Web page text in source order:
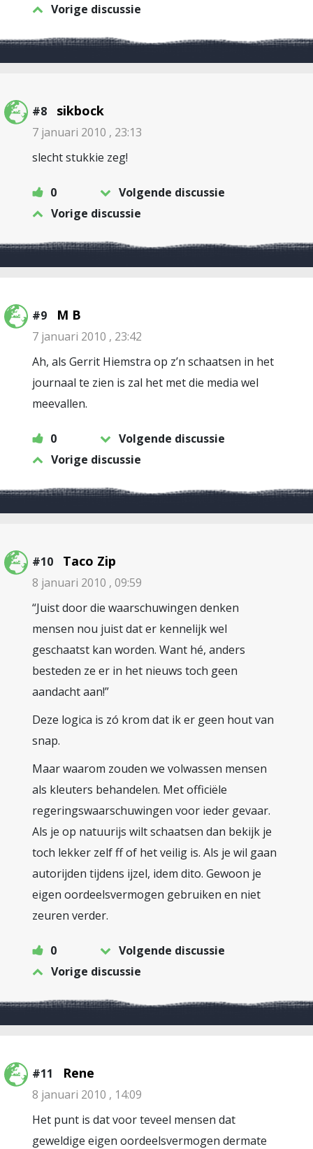
Vorige discussie
#8 sikbock
7 januari 2010 , 23:13
slecht stukkie zeg!
0
Volgende discussie
Vorige discussie
#9 M B
7 januari 2010 , 23:42
Ah, als Gerrit Hiemstra op z’n schaatsen in het
journaal te zien is zal het met die media wel
meevallen.
0
Volgende discussie
Vorige discussie
#10 Taco Zip
8 januari 2010 , 09:59
“Juist door die waarschuwingen denken
mensen nou juist dat er kennelijk wel
geschaatst kan worden. Want hé, anders
besteden ze er in het nieuws toch geen
aandacht aan!”
Deze logica is zó krom dat ik er geen hout van
snap.
Maar waarom zouden we volwassen mensen
als kleuters behandelen. Met officiële
regeringswaarschuwingen voor ieder gevaar.
Als je op natuurijs wilt schaatsen dan bekijk je
toch lekker zelf ff of het veilig is. Als je wil gaan
autorijden tijdens ijzel, idem dito. Gewoon je
eigen oordeelsvermogen gebruiken en niet
zeuren verder.
0
Volgende discussie
Vorige discussie
#11 Rene
8 januari 2010 , 14:09
Het punt is dat voor teveel mensen dat
geweldige eigen oordeelsvermogen dermate